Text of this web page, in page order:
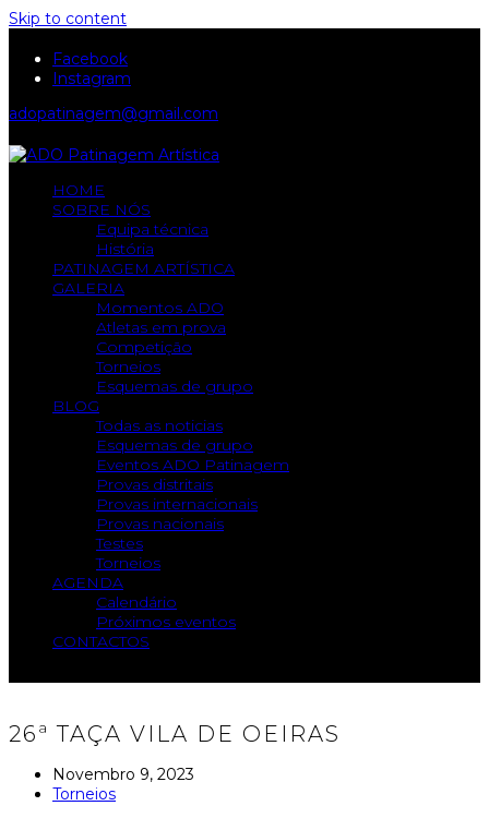
Skip to content
Facebook
Instagram
adopatinagem@gmail.com
HOME
SOBRE NÓS
Equipa técnica
História
PATINAGEM ARTÍSTICA
GALERIA
Momentos ADO
Atletas em prova
Competição
Torneios
Esquemas de grupo
BLOG
Todas as noticias
Esquemas de grupo
Eventos ADO Patinagem
Provas distritais
Provas internacionais
Provas nacionais
Testes
Torneios
AGENDA
Calendário
Próximos eventos
CONTACTOS
26ª TAÇA VILA DE OEIRAS
Novembro 9, 2023
Torneios